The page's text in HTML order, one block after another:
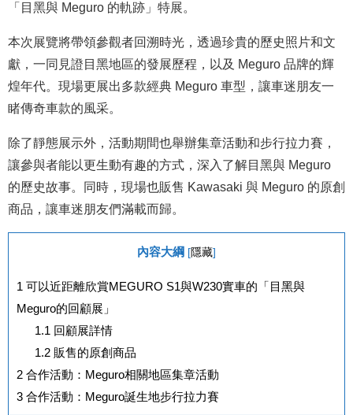
「目黑與 Meguro 的軌跡」特展。
本次展覽將帶領參觀者回溯時光，透過珍貴的歷史照片和文
獻，一同見證目黑地區的發展歷程，以及 Meguro 品牌的輝
煌年代。現場更展出多款經典 Meguro 車型，讓車迷朋友一
睹傳奇車款的風采。
除了靜態展示外，活動期間也舉辦集章活動和步行拉力賽，
讓參與者能以更生動有趣的方式，深入了解目黑與 Meguro
的歷史故事。同時，現場也販售 Kawasaki 與 Meguro 的原創
商品，讓車迷朋友們滿載而歸。
內容大綱 [隱藏]
1 可以近距離欣賞MEGURO S1與W230實車的「目黑與
Meguro的回顧展」
1.1 回顧展詳情
1.2販售的原創商品
2 合作活動：Meguro相關地區集章活動
3 合作活動：Meguro誕生地步行拉力賽